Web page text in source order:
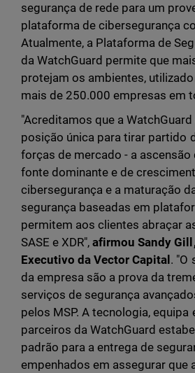
segurança de rede para um
plataforma de cibersegurança
Atualmente, a Plataforma de
da WatchGuard permite que
protejam os ambientes,
mais de 250.000 empresas em
"Acreditamos que a
posição única para tirar partido
forças de mercado - a
fonte dominante e de
cibersegurança e a maturação
segurança baseadas em
permitem aos clientes abraçar
SASE e XDR",afirmou Sandy
Executivo da Vector Capital . "O
da empresa são a prova da
serviços de segurança
pelos MSP. A tecnologia,
parceiros da WatchGuard
padrão para a entrega de
empenhados em assegurar que